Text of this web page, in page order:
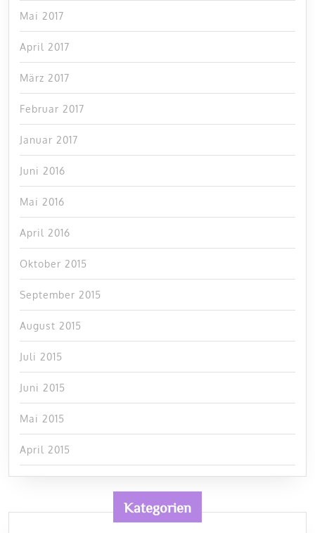
Mai 2017
April 2017
März 2017
Februar 2017
Januar 2017
Juni 2016
Mai 2016
April 2016
Oktober 2015
September 2015
August 2015
Juli 2015
Juni 2015
Mai 2015
April 2015
Kategorien